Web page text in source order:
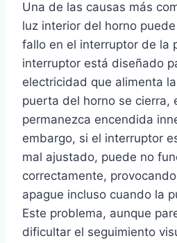
Una de las causas más
luz interior del horno
fallo en el interruptor de la
interruptor está diseñado
electricidad que alimenta
puerta del horno se cierra,
permanezca encendida
embargo, si el interruptor
mal ajustado, puede no
correctamente,
apague incluso cuando la
Este problema, aunque
dificultar el seguimiento